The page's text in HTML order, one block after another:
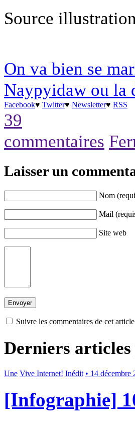
Source
On va bien se
Naypyidaw ou la
Facebook♥ Twitter♥ Newsletter♥ RSS
39
commentaires
Laisser un
Nom
Mail
Site web
Suivre les commentaires de cet
Derniers articles
Une Vive Internet! Inédit • 14 décembre
[Infographie]